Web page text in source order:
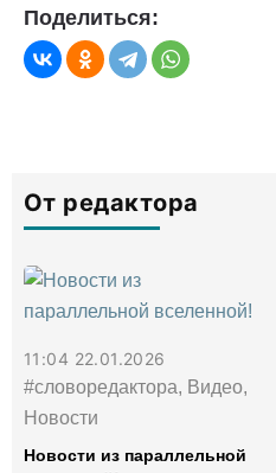
Поделиться:
От редактора
11:04 22.01.2026
#словоредактора, Видео,
Новости
Новости из параллельной